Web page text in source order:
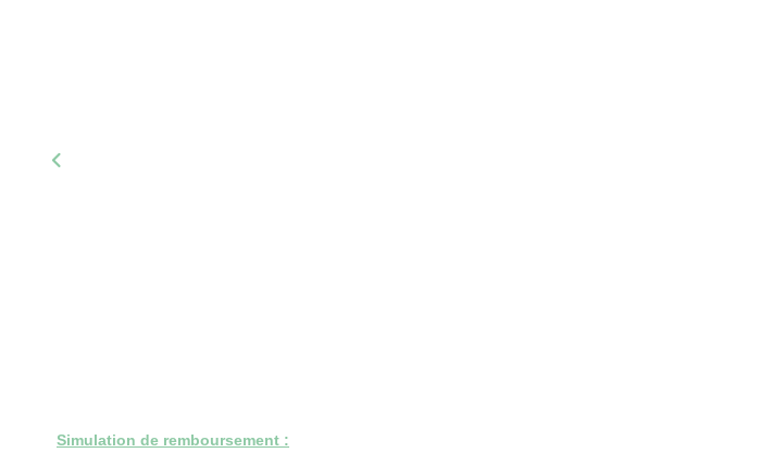
Simulation de remboursement :